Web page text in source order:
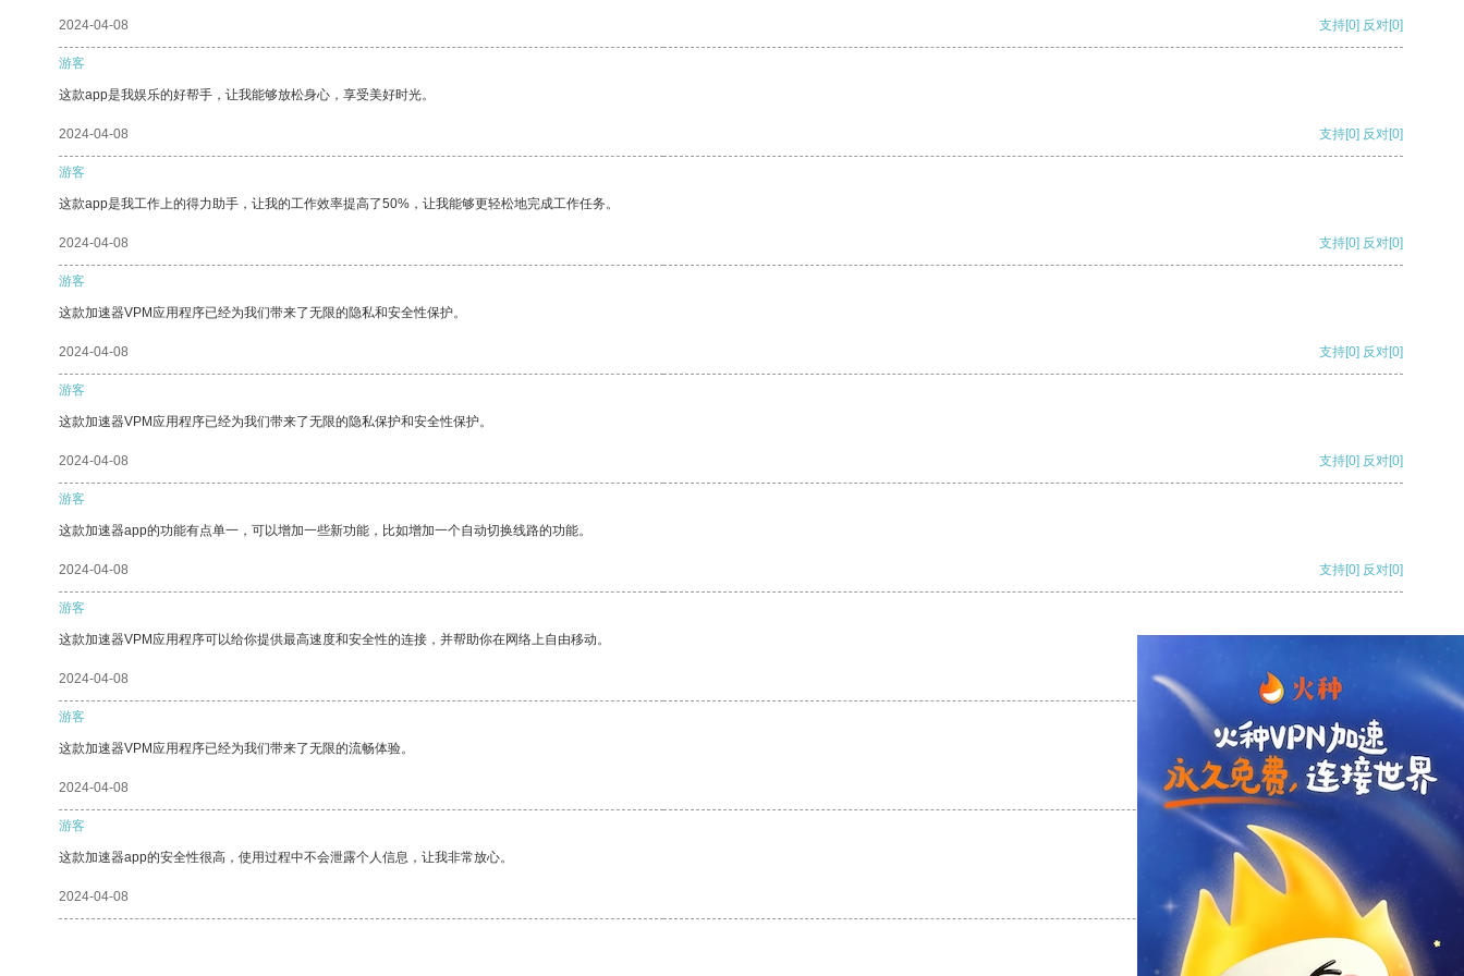
2024-04-08 支持[0] 反对[0]
游客
这款app是我娱乐的好帮手，让我能够放松身心，享受美好时光。
2024-04-08 支持[0] 反对[0]
游客
这款app是我工作上的得力助手，让我的工作效率提高了50%，让我能够更轻松地完成工作任务。
2024-04-08 支持[0] 反对[0]
游客
这款加速器VPM应用程序已经为我们带来了无限的隐私和安全性保护。
2024-04-08 支持[0] 反对[0]
游客
这款加速器VPM应用程序已经为我们带来了无限的隐私保护和安全性保护。
2024-04-08 支持[0] 反对[0]
游客
这款加速器app的功能有点单一，可以增加一些新功能，比如增加一个自动切换线路的功能。
2024-04-08 支持[0] 反对[0]
游客
这款加速器VPM应用程序可以给你提供最高速度和安全性的连接，并帮助你在网络上自由移动。
2024-04-08 支持
游客
这款加速器VPM应用程序已经为我们带来了无限的流畅体验。
2024-04-08 支持[0] 反对[0]
游客
这款加速器app的安全性很高，使用过程中不会泄露个人信息，让我非常放心。
2024-04-08 支持[0] 反对[0]